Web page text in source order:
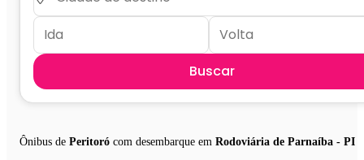
Buscar
Ônibus de Peritoró com desembarque em Rodoviária de Parnaíba - PI